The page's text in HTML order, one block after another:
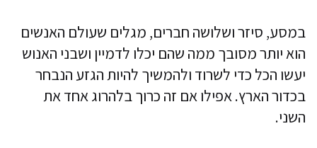
במסע, סיזר ושלושה חברים, מגלים שעולם האנשים
הוא יותר מסובך ממה שהם יכלו לדמיין ושבני האנוש
יעשו הכל כדי לשרוד ולהמשיך להיות הגזע הנבחר
בכדור הארץ. אפילו אם זה כרוך בלהרוג אחד את
השני.